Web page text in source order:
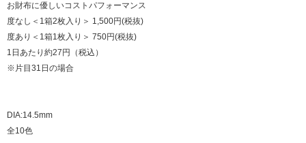
お財布に優しいコストパフォーマンス
度なし＜1箱2枚入り＞ 1,500円(税抜)
度あり＜1箱1枚入り＞ 750円(税抜)
1日あたり約27円（税込）
※片目31日の場合
DIA:14.5mm
全10色